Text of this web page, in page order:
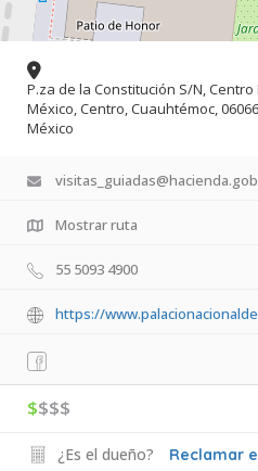
P.za de la Constitución S/N,
México, Centro, Cuauhtémoc,
México
Mostrar ruta
55 5093 4900
https://
$$$$
¿Es el dueño? Reclamar